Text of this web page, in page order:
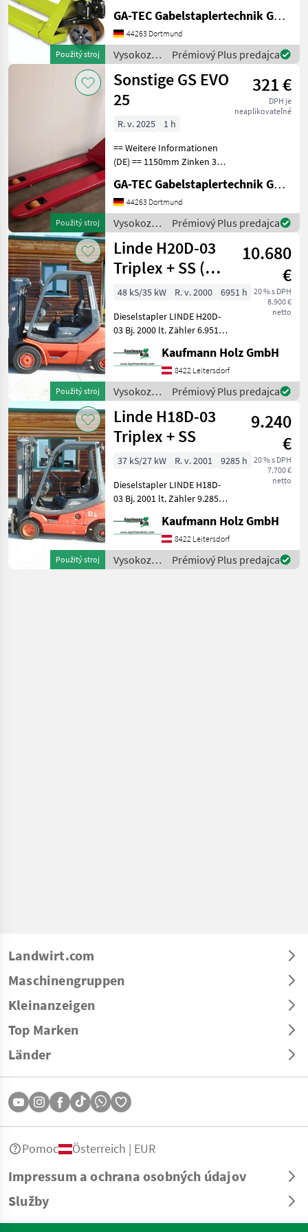
Použitý stroj
Genauigkeit: 0, 05 %, Waage
Unterteilung: 0, 5 kg, Waage
Betriebsdauer: 50 h,
GA-TEC Gabelstaplertechnik GmbH
44263 Dortmund
Vysokozdvižné
vozíky a
skladová
technika /
Sonstige
Prémiový Plus predajca
Použitý stroj
Sonstige GS EVO
25
321 €
DPH je
neaplikovateľné
R. v. 2025
1 h
== Weitere Informationen
(DE) == 1150mm Zinken 36
Austauschservice im
Garantiefall Europäische
Produktion Die GS Serie ist
die passende Lösun
GA-TEC Gabelstaplertechnik GmbH
44263 Dortmund
Vysokozdvižné
vozíky a
skladová
technika /
Sonstige
Prémiový Plus predajca
Použitý stroj
Linde H20D-03
Triplex + SS (
PERKINS )
10.680
€
20 % s DPH
8.900 €
netto
48 kS/35 kW R. v. 2000
6951 h
Dieselstapler LINDE H20D-
03 Bj. 2000 lt. Zähler 6.951
( baugleich 2, 5 Tonner ) 2,
22 Meter Bauhöhe 2, 03
Meter Masthöhe 4, 25 Me
Kaufmann Holz GmbH
8422 Leitersdorf
Vysokozdvižné
vozíky a
skladová
technika /
Linde
Prémiový Plus predajca
Použitý stroj
Linde H18D-03
Triplex + SS
9.240
€
20 % s DPH
7.700 €
netto
37 kS/27 kW R. v. 2001
9285 h
Dieselstapler LINDE H18D-
03 Bj. 2001 lt. Zähler 9.285
Hubkraft 2, 12 Meter
Bauhöhe 4, 60 Meter
Hubhöhe 27 KW VW-Motor -
Triplexfreihubm
Kaufmann Holz GmbH
8422 Leitersdorf
Vysokozdvižné
vozíky a
Prémiový Plus predajca
Landwirt.com
Maschinengruppen
Kleinanzeigen
Top Marken
Länder
Impressum a ochrana osobných údajov
Služby
Pomoc Österreich | EUR